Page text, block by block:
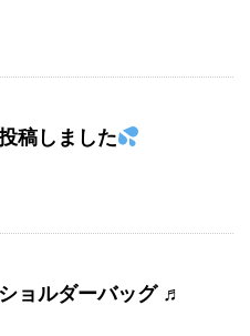
稿しました
ョルダーバッグ ♬